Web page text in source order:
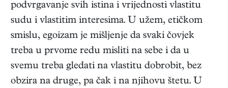
podvrgavanje svih istina i vrijednosti vlastitu
sudu i vlastitim interesima. U užem, etičkom
smislu, egoizam je mišljenje da svaki čovjek
treba u prvome redu misliti na sebe i da u
svemu treba gledati na vlastitu dobrobit, bez
obzira na druge, pa čak i na njihovu štetu. U